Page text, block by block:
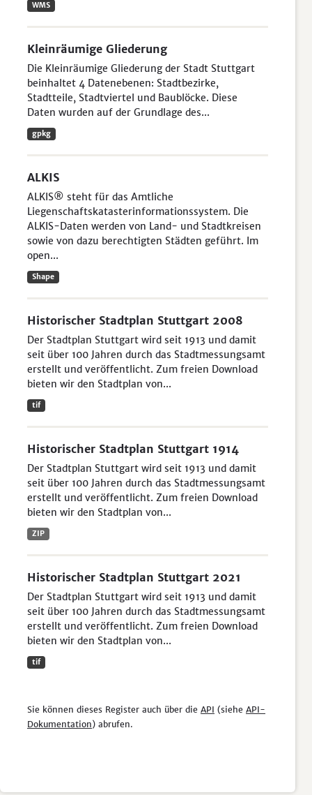
WMS
Kleinräumige Gliederung
Die Kleinräumige Gliederung der Stadt Stuttgart
beinhaltet 4 Datenebenen: Stadtbezirke,
Stadtteile, Stadtviertel und Baublöcke. Diese
Daten wurden auf der Grundlage des...
gpkg
ALKIS
ALKIS® steht für das Amtliche
Liegenschaftskatasterinformationssystem. Die
ALKIS-Daten werden von Land- und Stadtkreisen
sowie von dazu berechtigten Städten geführt. Im
open...
Shape
Historischer Stadtplan Stuttgart 2008
Der Stadtplan Stuttgart wird seit 1913 und damit
seit über 100 Jahren durch das Stadtmessungsamt
erstellt und veröffentlicht. Zum freien Download
bieten wir den Stadtplan von...
tif
Historischer Stadtplan Stuttgart 1914
Der Stadtplan Stuttgart wird seit 1913 und damit
seit über 100 Jahren durch das Stadtmessungsamt
erstellt und veröffentlicht. Zum freien Download
bieten wir den Stadtplan von...
ZIP
Historischer Stadtplan Stuttgart 2021
Der Stadtplan Stuttgart wird seit 1913 und damit
seit über 100 Jahren durch das Stadtmessungsamt
erstellt und veröffentlicht. Zum freien Download
bieten wir den Stadtplan von...
tif
Sie können dieses Register auch über die API (siehe API-
Dokumentation) abrufen.